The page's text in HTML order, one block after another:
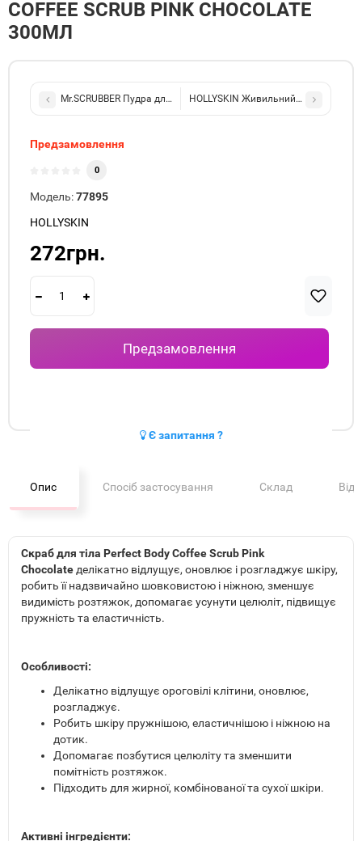
COFFEE SCRUB PINK CHOCOLATE
300МЛ
Mr.SCRUBBER Пудра для ванни Jungle Party 250мл
HOLLYSKIN Живильний крем-баттер
Предзамовлення
0
Модель:77895
HOLLYSKIN
272грн.
Предзамовлення
Є запитання ?
Опис Спосіб застосування Склад
Скраб для тіла Perfect Body Coffee Scrub Pink
Chocolate делікатно відлущує, оновлює і розгладжує шкіру,
робить її надзвичайно шовковистою і ніжною, зменшує
видимість розтяжок, допомагає усунути целюліт, підвищує
пружність та еластичність.
Особливості:
Делікатно відлущує ороговілі клітини, оновлює,
розгладжує.
Робить шкіру пружнішою, еластичнішою і ніжною на
дотик.
Допомагає позбутися целюліту та зменшити
помітність розтяжок.
Підходить для жирної, комбінованої та сухої шкіри.
Активні інгредієнти: